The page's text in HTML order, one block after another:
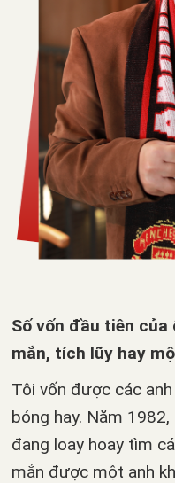
Số vốn đầu tiên
mắn, tích lũy hay
Tôi vốn được các
bóng hay. Năm
đang loay hoay tìm
mắn được một anh